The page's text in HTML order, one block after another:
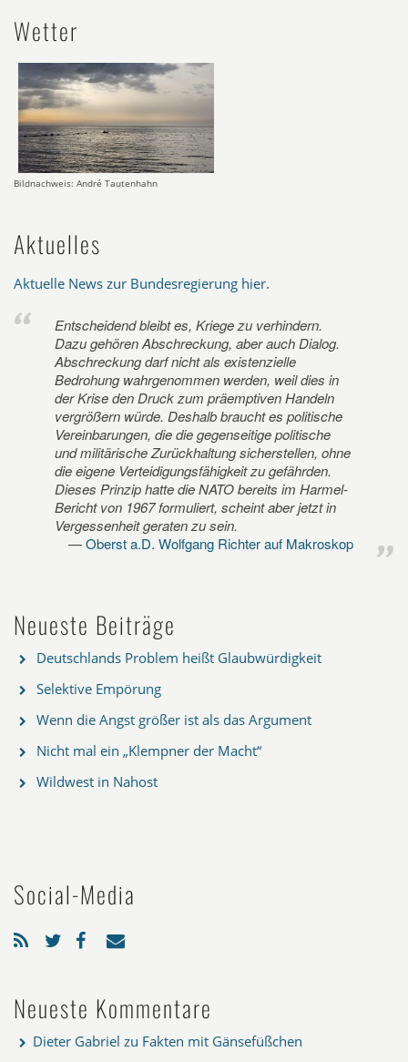
Wetter
Bildnachweis: André Tautenhahn
Aktuelles
Aktuelle News zur Bundesregierung hier.
Entscheidend bleibt es, Kriege zu verhindern.
Dazu gehören Abschreckung, aber auch Dialog.
Abschreckung darf nicht als existenzielle
Bedrohung wahrgenommen werden, weil dies in
der Krise den Druck zum präemptiven Handeln
vergrößern würde. Deshalb braucht es politische
Vereinbarungen, die die gegenseitige politische
und militärische Zurückhaltung sicherstellen, ohne
die eigene Verteidigungsfähigkeit zu gefährden.
Dieses Prinzip hatte die NATO bereits im Harmel-
Bericht von 1967 formuliert, scheint aber jetzt in
Vergessenheit geraten zu sein.
Oberst a.D. Wolfgang Richter auf Makroskop
Neueste Beiträge
Deutschlands Problem heißt Glaubwürdigkeit
Selektive Empörung
Wenn die Angst größer ist als das Argument
Nicht mal ein „Klempner der Macht“
Wildwest in Nahost
Social-Media
Neueste Kommentare
Dieter Gabriel zu Fakten mit Gänsefüßchen